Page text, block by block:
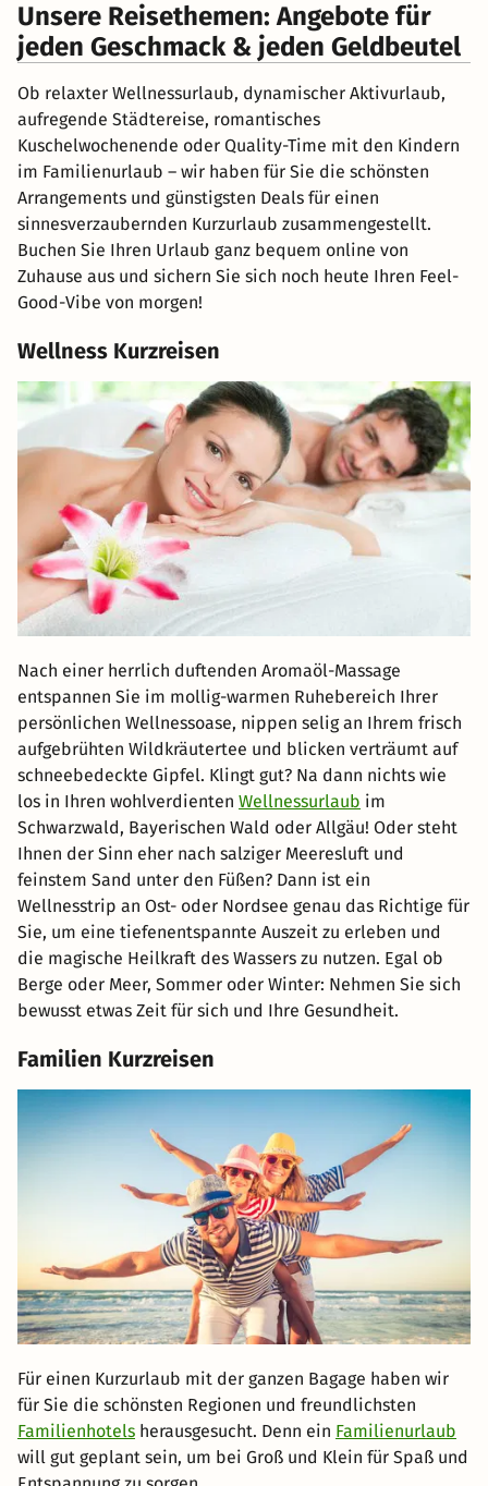
Unsere Reisethemen: Angebote für
jeden Geschmack & jeden Geldbeutel
Ob relaxter Wellnessurlaub, dynamischer Aktivurlaub,
aufregende Städtereise, romantisches
Kuschelwochenende oder Quality-Time mit den Kindern
im Familienurlaub – wir haben für Sie die schönsten
Arrangements und günstigsten Deals für einen
sinnesverzaubernden Kurzurlaub zusammengestellt.
Buchen Sie Ihren Urlaub ganz bequem online von
Zuhause aus und sichern Sie sich noch heute Ihren Feel-
Good-Vibe von morgen!
Wellness Kurzreisen
Nach einer herrlich duftenden Aromaöl-Massage
entspannen Sie im mollig-warmen Ruhebereich Ihrer
persönlichen Wellnessoase, nippen selig an Ihrem frisch
aufgebrühten Wildkräutertee und blicken verträumt auf
schneebedeckte Gipfel. Klingt gut? Na dann nichts wie
los in Ihren wohlverdienten Wellnessurlaub im
Schwarzwald, Bayerischen Wald oder Allgäu! Oder steht
Ihnen der Sinn eher nach salziger Meeresluft und
feinstem Sand unter den Füßen? Dann ist ein
Wellnesstrip an Ost- oder Nordsee genau das Richtige für
Sie, um eine tiefenentspannte Auszeit zu erleben und
die magische Heilkraft des Wassers zu nutzen. Egal ob
Berge oder Meer, Sommer oder Winter: Nehmen Sie sich
bewusst etwas Zeit für sich und Ihre Gesundheit.
Familien Kurzreisen
Für einen Kurzurlaub mit der ganzen Bagage haben wir
für Sie die schönsten Regionen und freundlichsten
Familienhotels herausgesucht. Denn ein Familienurlaub
will gut geplant sein, um bei Groß und Klein für Spaß und